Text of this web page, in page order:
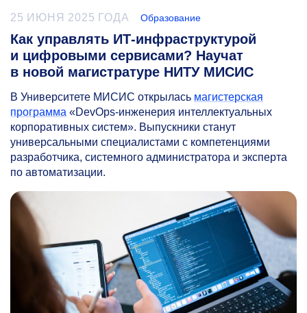
25 ИЮНЯ 2025 ГОДА Образование
Как управлять ИТ-инфраструктурой
и цифровыми сервисами? Научат
в новой магистратуре НИТУ МИСИС
В Университете МИСИС открылась магистерская
программа «DevOps-инженерия интеллектуальных
корпоративных систем». Выпускники станут
универсальными специалистами с компетенциями
разработчика, системного администратора и эксперта
по автоматизации.